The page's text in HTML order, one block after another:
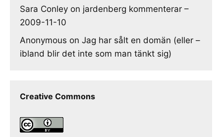
Sara Conley on jardenberg kommenterar –
2009-11-10
Anonymous on Jag har sålt en domän (eller –
ibland blir det inte som man tänkt sig)
Creative Commons